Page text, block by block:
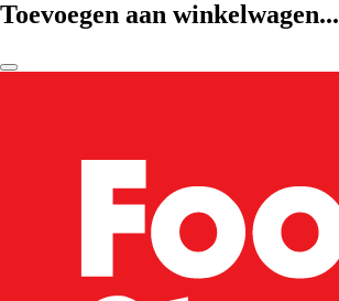
Toevoegen aan winkelwagen...